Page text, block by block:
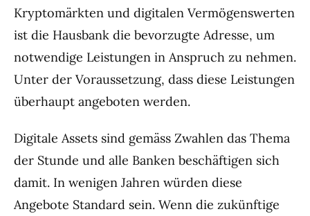
Kryptomärkten und digitalen Vermögenswerten
ist die Hausbank die bevorzugte Adresse, um
notwendige Leistungen in Anspruch zu nehmen.
Unter der Voraussetzung, dass diese Leistungen
überhaupt angeboten werden.
Digitale Assets sind gemäss Zwahlen das Thema
der Stunde und alle Banken beschäftigen sich
damit. In wenigen Jahren würden diese
Angebote Standard sein. Wenn die zukünftige